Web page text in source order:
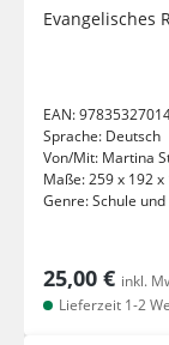
Evangelisches
EAN:
Sprache: Deutsch
Von/Mit: Martina
Maße:259 x 192
Genre:Schule
25,00 € inkl.
Lieferzeit 1-2